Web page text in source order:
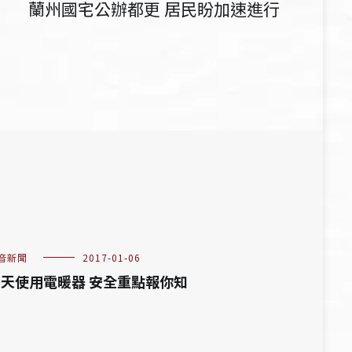
蘭州國宅公辦都更 居民盼加速進行
新聞 2017-01-06
使用電暖器 安全重點報你知